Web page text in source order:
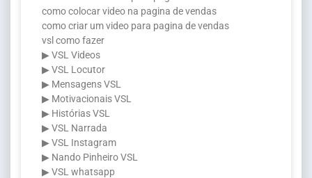
como colocar video na pagina de vendas
como criar um video para pagina de vendas
vsl como fazer
▶ VSL Videos
▶ VSL Locutor
▶ Mensagens VSL
▶ Motivacionais VSL
▶ Histórias VSL
▶ VSL Narrada
▶ VSL Instagram
▶ Nando Pinheiro VSL
▶ VSL whatsapp